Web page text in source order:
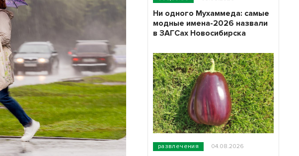
Ни одного Мухаммеда: самые
модные имена-2026 назвали
в ЗАГСах Новосибирска
развлечения 04.08.2026